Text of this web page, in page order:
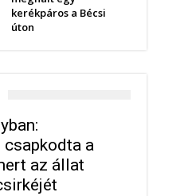
kerékpáros a Bécsi
úton
a
az állat